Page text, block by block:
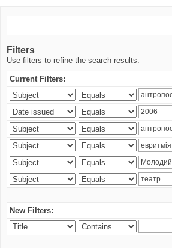
Filters
Use filters to refine the search results.
Current Filters:
New Filters: